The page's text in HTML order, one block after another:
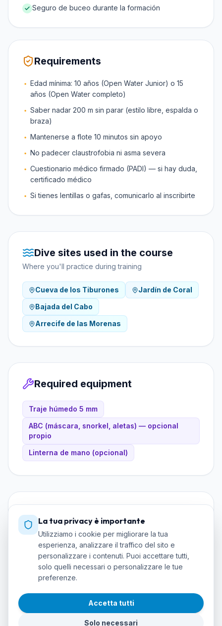
Seguro de buceo durante la formación
Requirements
Edad mínima: 10 años (Open Water Junior) o 15
años (Open Water completo)
Saber nadar 200 m sin parar (estilo libre, espalda o
braza)
Mantenerse a flote 10 minutos sin apoyo
No padecer claustrofobia ni asma severa
Cuestionario médico firmado (PADI) — si hay duda,
certificado médico
Si tienes lentillas o gafas, comunicarlo al inscribirte
Dive sites used in the course
Where you'll practice during training
Cueva de los Tiburones
Jardín de Coral
Bajada del Cabo
Arrecife de las Morenas
Required equipment
Traje húmedo 5 mm
ABC (máscara, snorkel, aletas) — opcional
propio
Linterna de mano (opcional)
Instructor & language
INSTRUCTOR:STUDENT RATIO
1:4
COURSE LANGUAGE
Spanish
La tua privacy è importante
Utilizziamo i cookie per migliorare la tua
esperienza, analizzare il traffico del sito e
personalizzare i contenuti. Puoi accettare tutti,
solo quelli necessari o personalizzare le tue
preferenze.
Accetta tutti
Solo necessari